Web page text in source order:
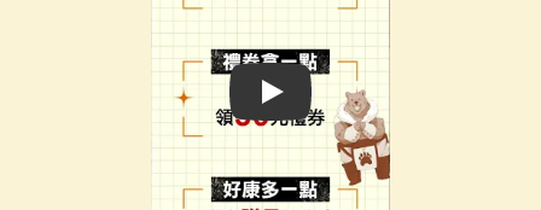
Play video